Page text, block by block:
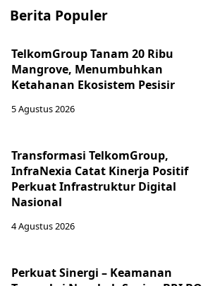
Berita Populer
TelkomGroup Tanam 20 Ribu
Mangrove, Menumbuhkan
Ketahanan Ekosistem Pesisir
5 Agustus 2026
Transformasi TelkomGroup,
InfraNexia Catat Kinerja Positif
Perkuat Infrastruktur Digital
Nasional
4 Agustus 2026
Perkuat Sinergi – Keamanan